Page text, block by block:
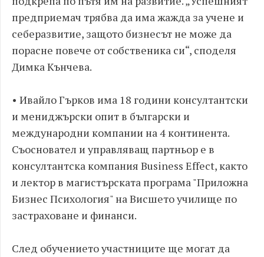
предприемач трябва да има жажда за учене и
себеразвитие, защото бизнесът не може да
порасне повече от собственика си“, споделя
Димка Кънчева.
• Ивайло Гърков има 18 години консултантски
и мениджърски опит в български и
международни компании на 4 континента.
Съосновател и управляващ партньор е в
консултантска компания Business Effect, както
и лектор в магистърската програма "Приложна
Бизнес Психология" на Висшето училище по
застраховане и финанси.
След обучението участниците ще могат да